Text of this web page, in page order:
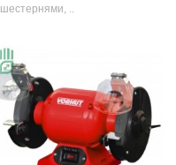
шестернями, ..